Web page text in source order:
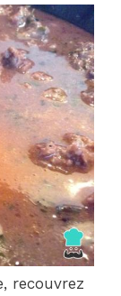
recouvrez